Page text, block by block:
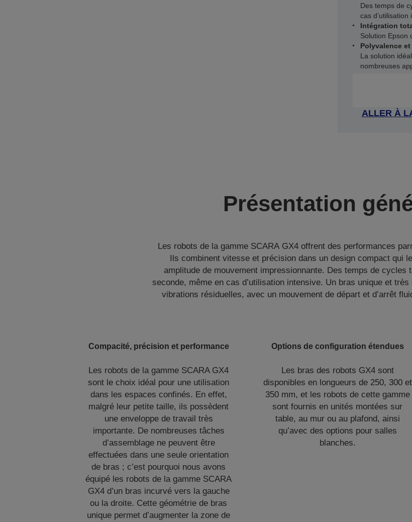
Des temps de
cas d’utilisation
Intégration
Solution Epson
Polyvalence
La solution
nombreuses
ALLER À
Présentation
Les robots de la gamme SCARA GX4 offrent des performances
Ils combinent vitesse et précision dans un design compact qui
amplitude de mouvement impressionnante. Des temps de cycles
seconde, même en cas d’utilisation intensive. Un bras unique et
vibrations résiduelles, avec un mouvement de départ et d’arrêt
Compacité, précision et performance
Les robots de la gamme SCARA GX4
sont le choix idéal pour une utilisation
dans les espaces confinés. En effet,
malgré leur petite taille, ils possèdent
une enveloppe de travail très
importante. De nombreuses tâches
d’assemblage ne peuvent être
effectuées dans une seule orientation
de bras ; c’est pourquoi nous avons
équipé les robots de la gamme SCARA
GX4 d’un bras incurvé vers la gauche
ou la droite. Cette géométrie de bras
unique permet d’augmenter la zone de
Options de configuration étendues
Les bras des robots GX4 sont
disponibles en longueurs de 250, 300 et
350 mm, et les robots de cette gamme
sont fournis en unités montées sur
table, au mur ou au plafond, ainsi
qu’avec des options pour salles
blanches.